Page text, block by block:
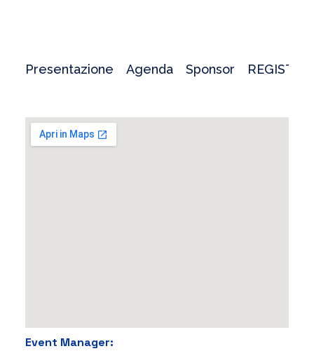
Presentazione Agenda Sponsor
Event Manager: